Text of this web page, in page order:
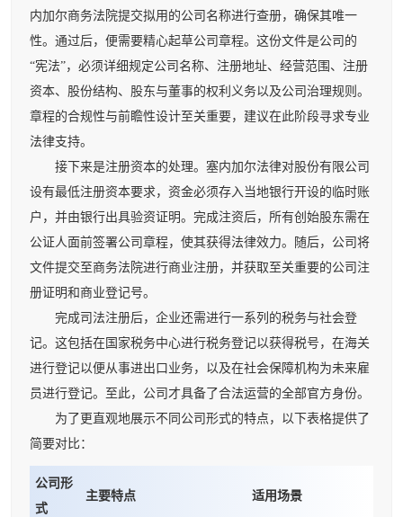
内加尔商务法院提交拟用的公司名称进行查册，确保其唯一
性。通过后，便需要精心起草公司章程。这份文件是公司的
“宪法”，必须详细规定公司名称、注册地址、经营范围、注册
资本、股份结构、股东与董事的权利义务以及公司治理规则。
章程的合规性与前瞻性设计至关重要，建议在此阶段寻求专业
法律支持。
接下来是注册资本的处理。塞内加尔法律对股份有限公司
设有最低注册资本要求，资金必须存入当地银行开设的临时账
户，并由银行出具验资证明。完成注资后，所有创始股东需在
公证人面前签署公司章程，使其获得法律效力。随后，公司将
文件提交至商务法院进行商业注册，并获取至关重要的公司注
册证明和商业登记号。
完成司法注册后，企业还需进行一系列的税务与社会登
记。这包括在国家税务中心进行税务登记以获得税号，在海关
进行登记以便从事进出口业务，以及在社会保障机构为未来雇
员进行登记。至此，公司才具备了合法运营的全部官方身份。
为了更直观地展示不同公司形式的特点，以下表格提供了
简要对比：
公司形
式
主要特点 适用场景